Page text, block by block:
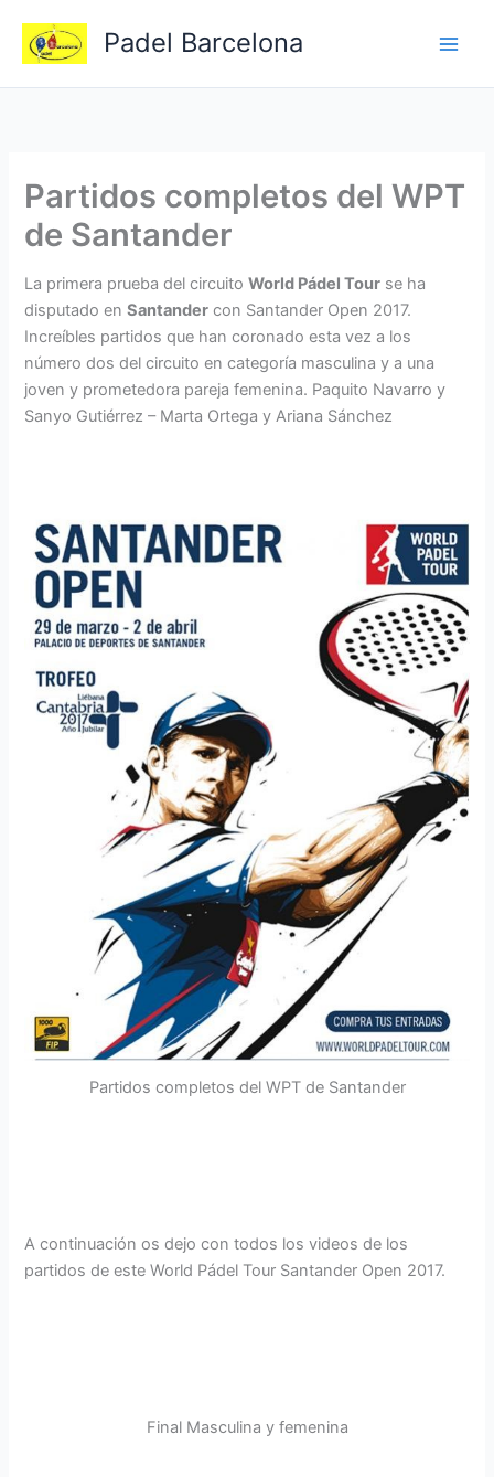
contenido
Padel Barcelona
Partidos completos del WPT
de Santander
La primera prueba del circuitoWorld Pádel Tour se ha
disputado enSantander con Santander Open 2017.
Increíbles partidos que han coronado esta vez a los
número dos del circuito en categoría masculina y a una
joven y prometedora pareja femenina. Paquito Navarro y
Sanyo Gutiérrez – Marta Ortega y Ariana Sánchez
Partidos completos del WPT de Santander
A continuación os dejo con todos los videos de los
partidos de este World Pádel Tour Santander Open 2017.
Final Masculina y femenina